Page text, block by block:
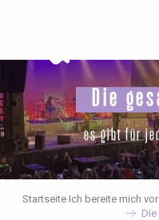
principal
Die
es gibt für
Startseite Ich bereite mich vor